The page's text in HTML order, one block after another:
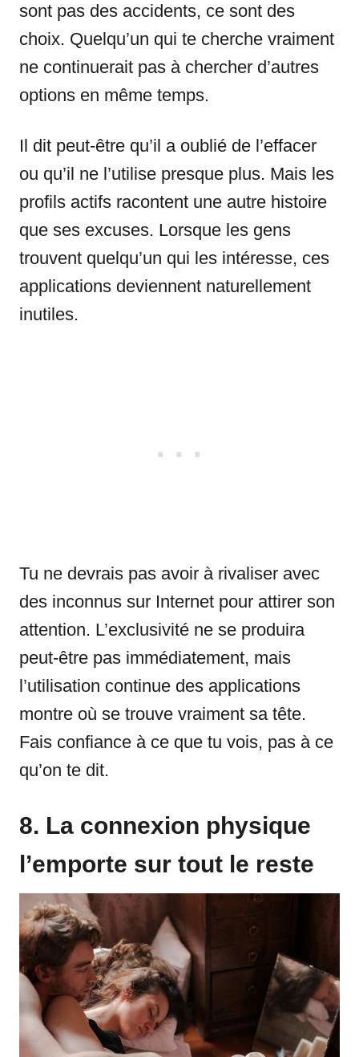
sont pas des accidents, ce sont des
choix. Quelqu’un qui te cherche vraiment
ne continuerait pas à chercher d’autres
options en même temps.
Il dit peut-être qu’il a oublié de l’effacer
ou qu’il ne l’utilise presque plus. Mais les
profils actifs racontent une autre histoire
que ses excuses. Lorsque les gens
trouvent quelqu’un qui les intéresse, ces
applications deviennent naturellement
inutiles.
Tu ne devrais pas avoir à rivaliser avec
des inconnus sur Internet pour attirer son
attention. L’exclusivité ne se produira
peut-être pas immédiatement, mais
l’utilisation continue des applications
montre où se trouve vraiment sa tête.
Fais confiance à ce que tu vois, pas à ce
qu’on te dit.
8. La connexion physique
l’emporte sur tout le reste